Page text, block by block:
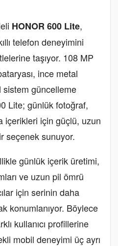
HONOR 600 Lite,
telefon deneyimini
taşıyor. 108 MP
ince metal
sistem güncelleme
Lite; günlük fotoğraf,
içerikleri için güçlü, uzun
seçenek sunuyor.
günlük içerik üretimi,
ve uzun pil ömrü
için serinin daha
konumlanıyor. Böylece
kullanıcı profillerine
mobil deneyimi üç ayrı